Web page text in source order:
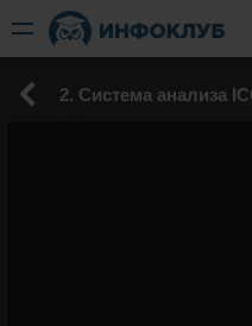
2. Система анализа